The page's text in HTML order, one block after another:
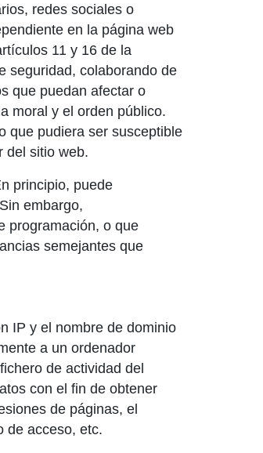
redes sociales o
en la página web
11 y 16 de la
seguridad, colaborando de
que puedan afectar o
moral y el orden público.
que pudiera ser susceptible
del sitio web.
principio, puede
embargo,
programación, o que
semejantes que
IP y el nombre de dominio
a un ordenador
de actividad del
con el fin de obtener
de páginas, el
de acceso, etc.